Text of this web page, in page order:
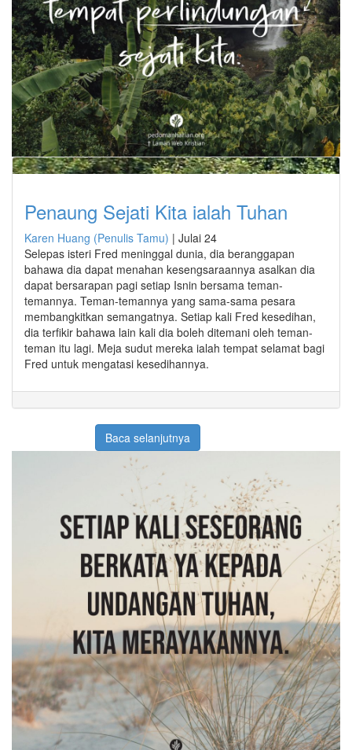
Penaung Sejati Kita ialah Tuhan
Karen Huang (Penulis Tamu) | Julai 24
Selepas isteri Fred meninggal dunia, dia beranggapan
bahawa dia dapat menahan kesengsaraannya asalkan dia
dapat bersarapan pagi setiap Isnin bersama teman-
temannya. Teman-temannya yang sama-sama pesara
membangkitkan semangatnya. Setiap kali Fred kesedihan,
dia terfikir bahawa lain kali dia boleh ditemani oleh teman-
teman itu lagi. Meja sudut mereka ialah tempat selamat bagi
Fred untuk mengatasi kesedihannya.
Baca selanjutnya